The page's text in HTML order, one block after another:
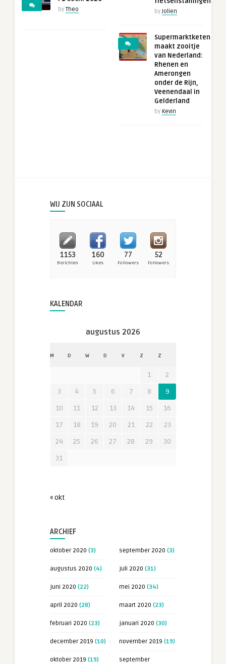
by Theo byJolien
Supermarktketen
maakt zooitje
van Nederland:
Rhenen en
Amerongen
onder de Rijn,
Veenendaal in
Gelderland
by Kevin
WIJ ZIJN SOCIAAL
1153
Berichten
160
Likes
77
Followers
52
Followers
KALENDAR
augustus 2026
M D W D V Z Z
1
2
3
4 5 6 7 8
9
10
11 12 13 14 15
16
17
18 19 20 21 22
23
24
25 26 27 28 29
30
31
« okt
ARCHIEF
oktober 2020 (3) september 2020 (3)
augustus 2020 (4) juli 2020 (31)
juni 2020 (22) mei 2020 (34)
april 2020 (28) maart 2020 (23)
februari 2020 (23) januari 2020 (30)
december 2019 (10) november 2019 (19)
oktober 2019 (19) september